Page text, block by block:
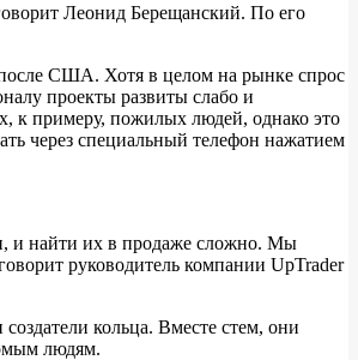
Леонид Берещанский. По его
после США. Хотя в целом на рынке спрос
проекты развиты слабо и
к примеру, пожилых людей, однако это
через специальный телефон нажатием
и найти их в продаже сложно. Мы
руководитель компании UpTrader
кольца. Вместе стем, они
людям.